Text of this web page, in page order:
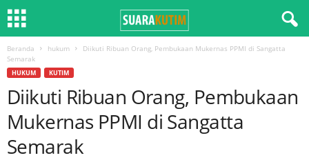
Beranda hukum
Diikuti Ribuan Orang, Pembukaan Mukernas PPMI di Sangatta
Semarak
HUKUM KUTIM
Diikuti Ribuan Orang, Pembukaan
Mukernas PPMI di Sangatta
Semarak